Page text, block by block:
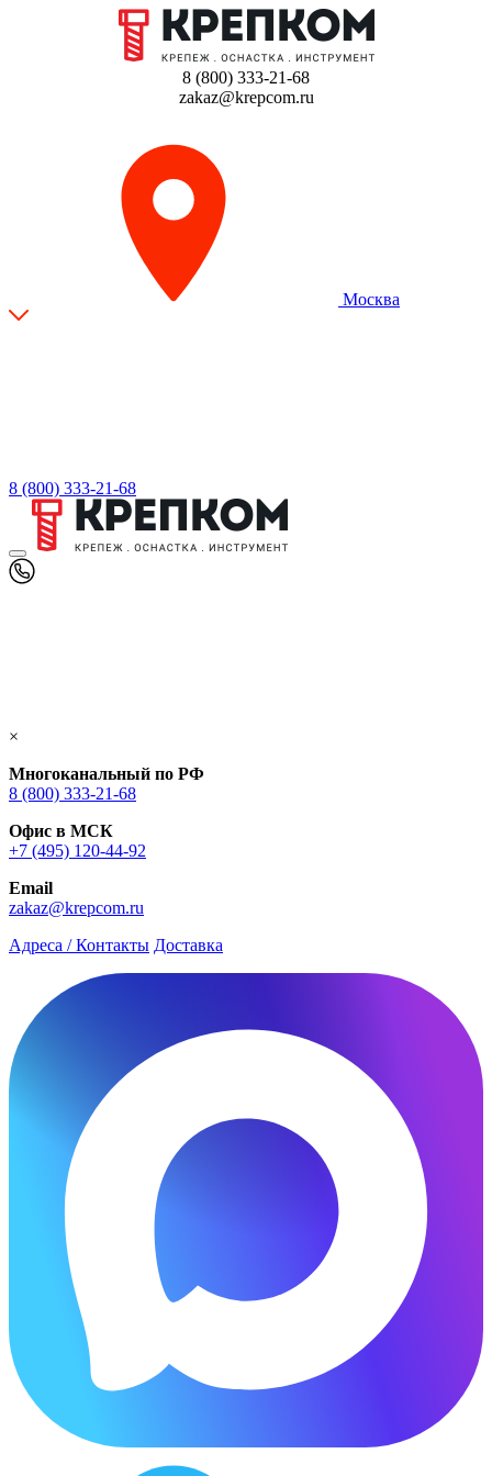
8 (800) 333-21-68
zakaz@krepcom.ru
Москва
8 (800) 333-21-68
×
Многоканальный по РФ
8 (800) 333‑21-68
Офис в МСК
+7 (495) 120-44-92
Email
zakaz@krepcom.ru
Адреса / Контакты Доставка